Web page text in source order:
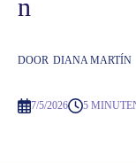
n
DOOR DIANA MARTÍN
7/5/2026 5